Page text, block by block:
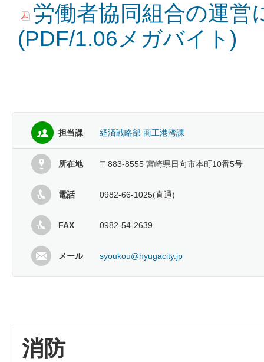
労働者協同組合の運営
(PDF/1.06メガバイト)
担当課 経済戦略部 商工港湾課
所在地 〒883-8555 宮崎県日向市本町10番5号
電話 0982-66-1025(直通)
FAX 0982-54-2639
メール syoukou@hyugacity.jp
消防